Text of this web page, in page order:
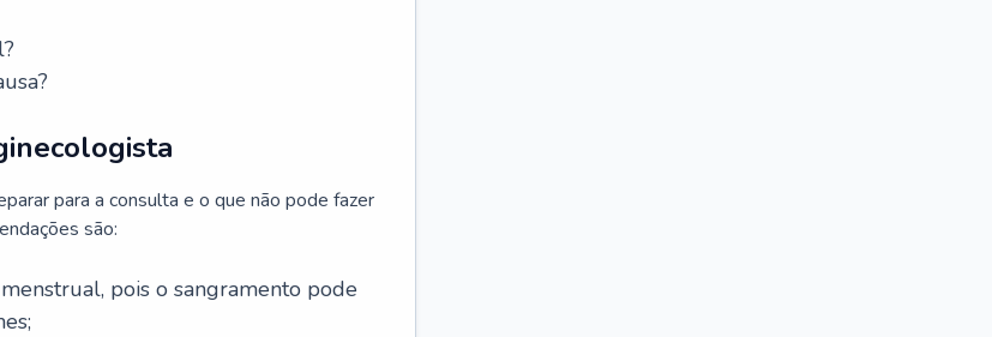
para a consulta e o que não pode fazer
são:
pois o sangramento pode